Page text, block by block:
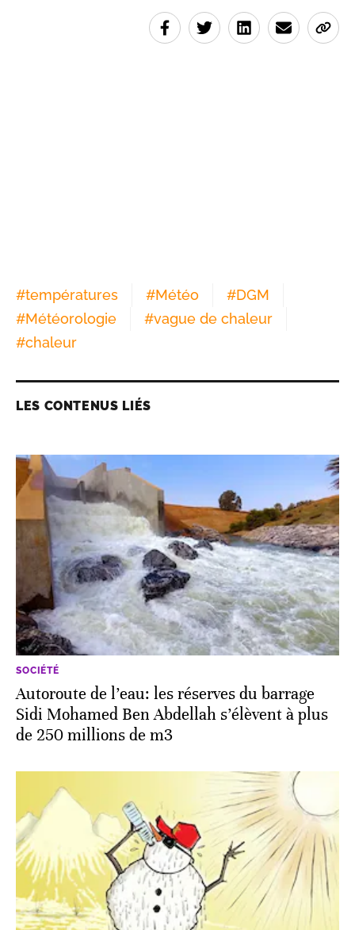
#températures #Météo #DGM
#Météorologie #vague de chaleur
#chaleur
LES CONTENUS LIÉS
SOCIÉTÉ
Autoroute de l’eau: les réserves du barrage
Sidi Mohamed Ben Abdellah s’élèvent à plus
de 250 millions de m3